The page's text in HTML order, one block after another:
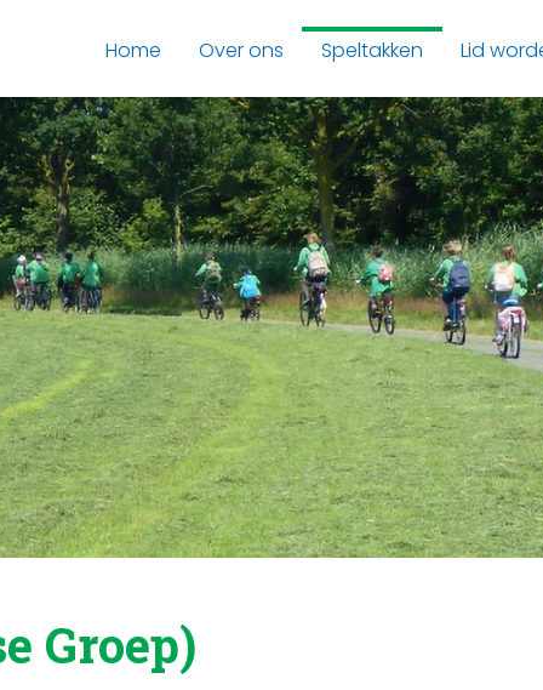
Home Over ons Speltakken Lid
Groep)